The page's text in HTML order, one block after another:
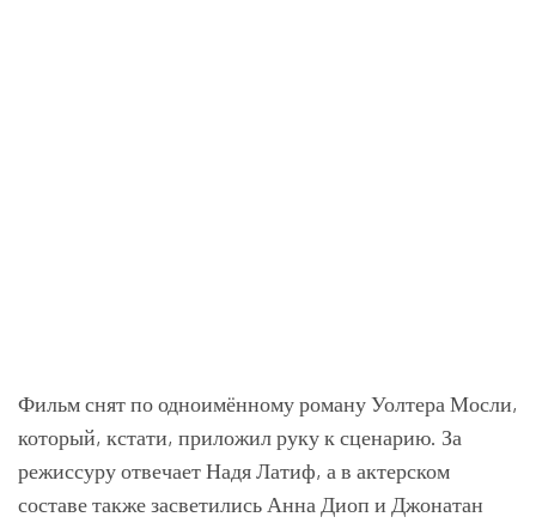
Фильм снят по одноимённому роману Уолтера Мосли,
который, кстати, приложил руку к сценарию. За
режиссуру отвечает Надя Латиф, а в актерском
составе также засветились Анна Диоп и Джонатан